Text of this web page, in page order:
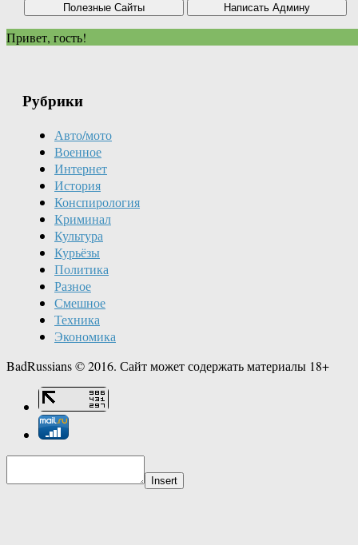
Привет, гость!
Рубрики
Авто/мото
Военное
Интернет
История
Конспирология
Криминал
Культура
Курьёзы
Политика
Разное
Смешное
Техника
Экономика
BadRussians © 2016. Сайт может содержать материалы 18+
Insert